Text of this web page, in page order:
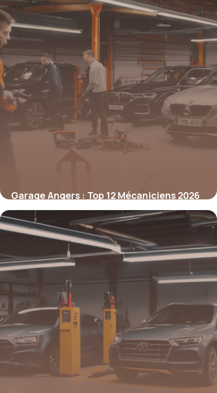
Garage Angers : Top 12 Mécaniciens 2026
6 mai 2026